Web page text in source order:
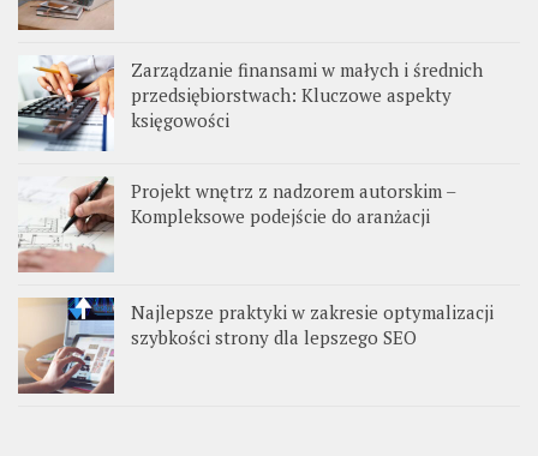
Zarządzanie finansami w małych i średnich
przedsiębiorstwach: Kluczowe aspekty
księgowości
Projekt wnętrz z nadzorem autorskim –
Kompleksowe podejście do aranżacji
Najlepsze praktyki w zakresie optymalizacji
szybkości strony dla lepszego SEO